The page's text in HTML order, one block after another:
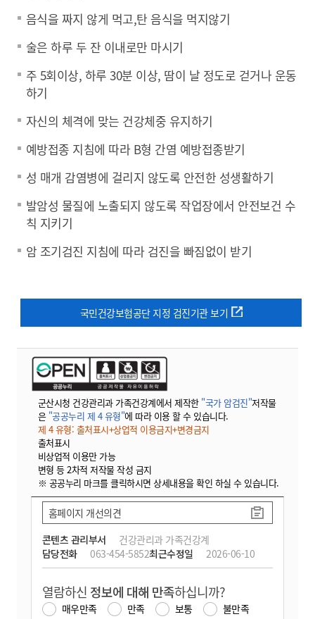
음식을 짜지 않게 먹고,탄 음식을 먹지않기
술은 하루 두 잔 이내로만 마시기
주 5회이상, 하루 30분 이상, 땀이 날 정도로 걷거나 운동
하기
자신의 체격에 맞는 건강체중 유지하기
예방접종 지침에 따라 B형 간염 예방접종받기
성 매개 감염병에 걸리지 않도록 안전한 성생활하기
발암성 물질에 노출되지 않도록 작업장에서 안전보건 수
칙 지키기
암 조기검진 지침에 따라 검진을 빠짐없이 받기
국민건강보험공단 지정 검진기관 보기
군산시청 건강관리과 가족건강계에서 제작한 "국가 암검진"저작물
은 "공공누리 제 4 유형"에 따라 이용 할 수 있습니다.
제 4 유형: 출처표시+상업적 이용금지+변경금지
출처표시
비상업적 이용만 가능
변형 등 2차적 저작물 작성 금지
※ 공공누리 마크를 클릭하시면 상세내용을 확인 하실 수 있습니다.
콘텐츠 관리부서
건강관리과 가족건강계
담당전화
063-454-5852최근수정일 2026-06-10
홈페이지 개선의견
열람하신 정보에 대해 만족하십니까?
매우만족 만족 보통
불만족